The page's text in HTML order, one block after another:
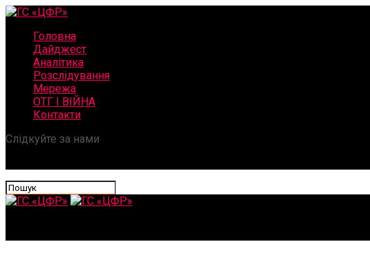
Головна
Дайджест
Аналітика
Розслідування
Мережа
ОТГ І ВІЙНА
Контакти
Слідкуйте за нами